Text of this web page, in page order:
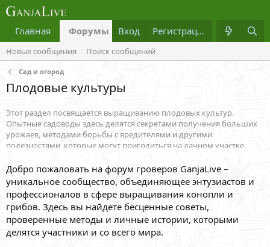
Главная Форумы Что нового? Медиа
Вход Регистрация
Новые сообщения Поиск сообщений
Сад и огород
Плодовые культуры
Этот раздел посвящается выращиванию плодовых культур.
Опытные садоводы здесь делятся секретами получения больших
урожаев, методами борьбы с вредителями и другими
полезностями, которые могут пригодиться на дачном участке.
Добро пожаловать на форум гроверов GanjaLive –
уникальное сообщество, объединяющее энтузиастов и
профессионалов в сфере выращивания конопли и
грибов. Здесь вы найдете бесценные советы,
проверенные методы и личные истории, которыми
делятся участники и со всего мира.